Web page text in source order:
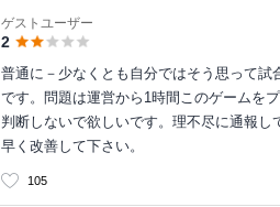
ゲストユーザー
2
普通に－少なくとも自分ではそう思って
です。問題は運営から1時間このゲームを
判断しないで欲しいです。理不尽に通報し
早く改善して下さい。
105